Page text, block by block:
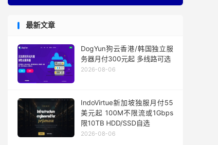
最新文章
DogYun狗云香港/韩国独立服
务器月付300元起 多线路可选
2026-08-06
IndoVirtue新加坡独服月付55
美元起 100M不限流或1Gbps
限10TB HDD/SSD自选
2026-08-06